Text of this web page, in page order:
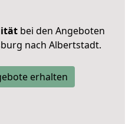
bei den Angeboten
nach Albertstadt.
erhalten